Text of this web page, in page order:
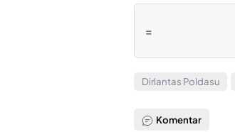
=
Dirlantas Poldasu
Komentar